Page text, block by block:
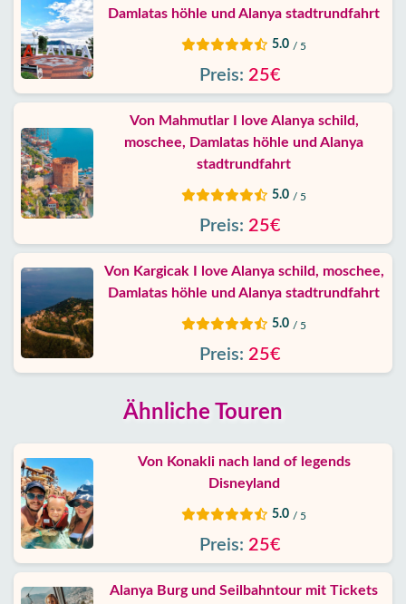
Damlatas höhle und Alanya stadtrundfahrt
5.0 / 5
Preis: 25€
Von Mahmutlar I love Alanya schild,
moschee, Damlatas höhle und Alanya
stadtrundfahrt
5.0 / 5
Preis: 25€
Von Kargicak I love Alanya schild, moschee,
Damlatas höhle und Alanya stadtrundfahrt
5.0 / 5
Preis: 25€
Ähnliche Touren
Von Konakli nach land of legends
Disneyland
5.0 / 5
Preis: 25€
Alanya Burg und Seilbahntour mit Tickets